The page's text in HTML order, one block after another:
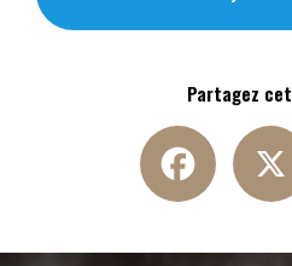
Partagez